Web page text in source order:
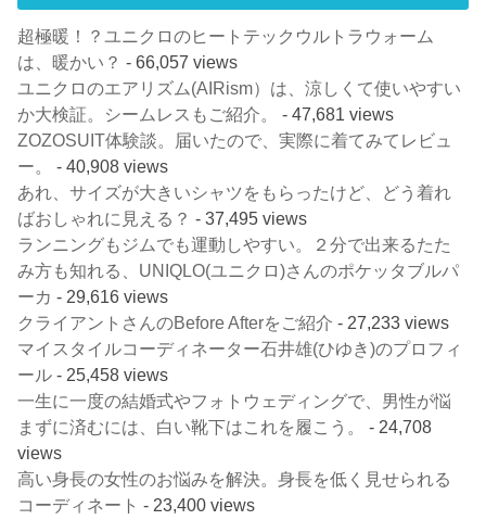
超極暖！？ユニクロのヒートテックウルトラウォーム
は、暖かい？ - 66,057 views
ユニクロのエアリズム(AIRism）は、涼しくて使いやすい
か大検証。シームレスもご紹介。
- 47,681 views
ZOZOSUIT体験談。届いたので、実際に着てみてレビュ
ー。
- 40,908 views
あれ、サイズが大きいシャツをもらったけど、どう着れ
ばおしゃれに見える？ - 37,495 views
ランニングもジムでも運動しやすい。２分で出来るたた
み方も知れる、UNIQLO(ユニクロ)さんのポケッタブルパ
ーカ - 29,616 views
クライアントさんのBefore Afterをご紹介 - 27,233 views
マイスタイルコーディネーター石井雄(ひゆき)のプロフィ
ール - 25,458 views
一生に一度の結婚式やフォトウェディングで、男性が悩
まずに済むには、白い靴下はこれを履こう。
- 24,708
views
高い身長の女性のお悩みを解決。身長を低く見せられる
コーディネート - 23,400 views